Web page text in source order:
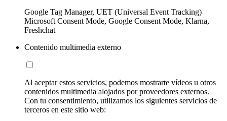
Google Tag Manager, UET (Universal Event Tracking)
Microsoft Consent Mode, Google Consent Mode, Klarna,
Freshchat
Contenido multimedia externo
Al aceptar estos servicios, podemos mostrarte vídeos u otros
contenidos multimedia alojados por proveedores externos.
Con tu consentimiento, utilizamos los siguientes servicios de
terceros en este sitio web: